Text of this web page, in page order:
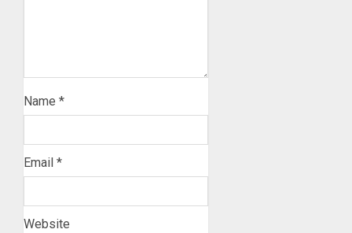
Name *
Email *
Website